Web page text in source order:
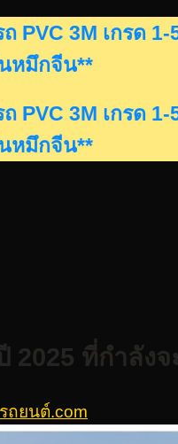
PVC 3M เกรด
หมึกจีน**
PVC 3M เกรด
หมึกจีน**
2025 ที่กำลังจ
ถยนต์.com